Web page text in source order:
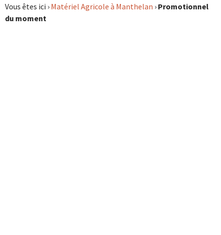
Vous êtes ici › Matériel Agricole à Manthelan › Promotionnel
du moment